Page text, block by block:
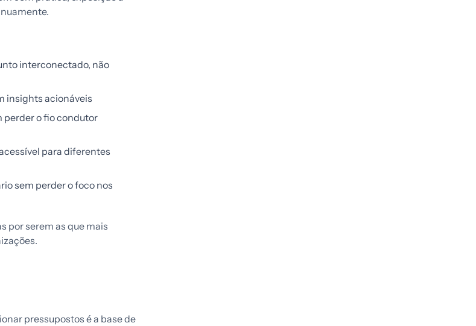
interconectado, não
insights acionáveis
perder o fio condutor
para diferentes
sem perder o foco nos
por serem as que mais
pressupostos é a base de